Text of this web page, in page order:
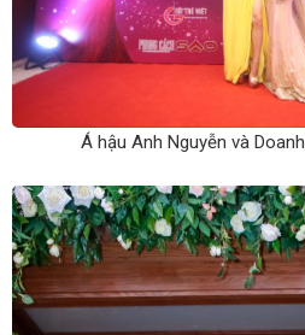
Á hậu Anh Nguyễn và